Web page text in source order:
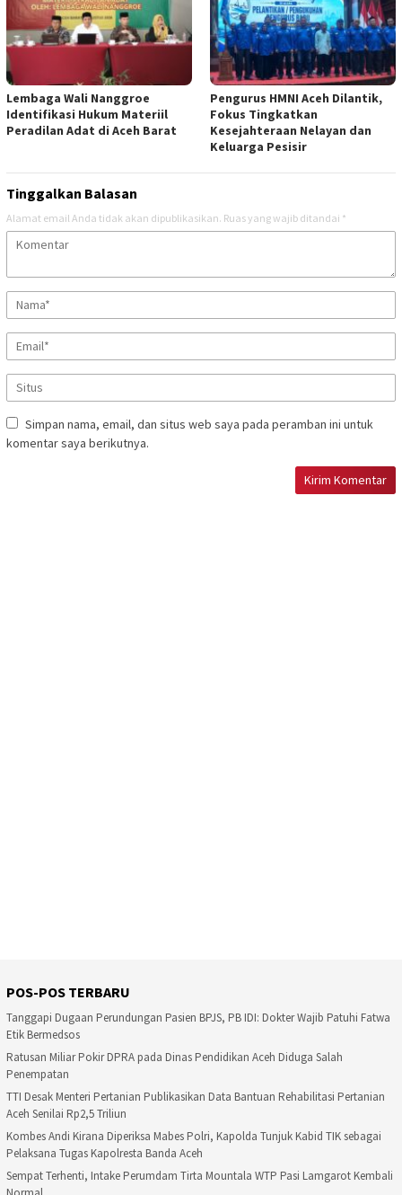
Lembaga Wali Nanggroe
Identifikasi Hukum Materiil
Peradilan Adat di Aceh Barat
Pengurus HMNI Aceh Dilantik,
Fokus Tingkatkan
Kesejahteraan Nelayan dan
Keluarga Pesisir
Tinggalkan Balasan
Alamat email Anda tidak akan dipublikasikan. Ruas yang wajib ditandai *
Simpan nama, email, dan situs web saya pada peramban ini untuk
komentar saya berikutnya.
POS-POS TERBARU
Tanggapi Dugaan Perundungan Pasien BPJS, PB IDI: Dokter Wajib Patuhi Fatwa
Etik Bermedsos
Ratusan Miliar Pokir DPRA pada Dinas Pendidikan Aceh Diduga Salah
Penempatan
TTI Desak Menteri Pertanian Publikasikan Data Bantuan Rehabilitasi Pertanian
Aceh Senilai Rp2,5 Triliun
Kombes Andi Kirana Diperiksa Mabes Polri, Kapolda Tunjuk Kabid TIK sebagai
Pelaksana Tugas Kapolresta Banda Aceh
Sempat Terhenti, Intake Perumdam Tirta Mountala WTP Pasi Lamgarot Kembali